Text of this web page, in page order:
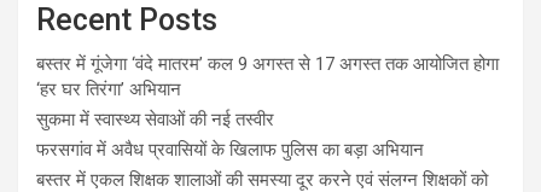
Recent Posts
बस्तर में गूंजेगा ‘वंदे मातरम’ कल 9 अगस्त से 17 अगस्त तक आयोजित होगा
‘हर घर तिरंगा’ अभियान
सुकमा में स्वास्थ्य सेवाओं की नई तस्वीर
फरसगांव में अवैध प्रवासियों के खिलाफ पुलिस का बड़ा अभियान
बस्तर में एकल शिक्षक शालाओं की समस्या दूर करने एवं संलग्न शिक्षकों को